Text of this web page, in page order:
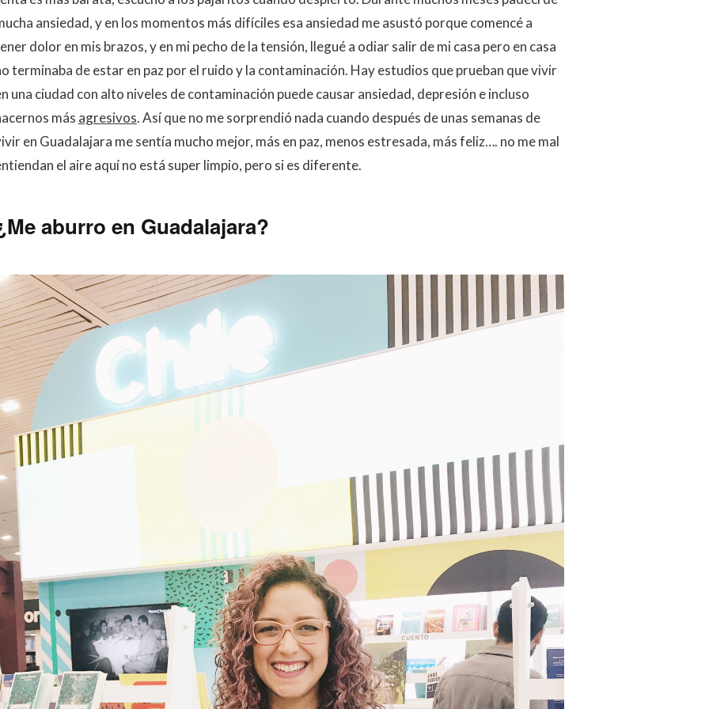
ansiedad, y en los momentos más difíciles esa ansiedad me asustó porque comencé a
dolor en mis brazos, y en mi pecho de la tensión, llegué a odiar salir de mi casa pero en casa
terminaba de estar en paz por el ruido y la contaminación. Hay estudios que prueban que vivir
una ciudad con alto niveles de contaminación puede causar ansiedad, depresión e incluso
más agresivos. Así que no me sorprendió nada cuando después de unas semanas de
en Guadalajara me sentía mucho mejor, más en paz, menos estresada, más feliz…. no me mal
el aire aquí no está super limpio, pero si es diferente.
aburro en Guadalajara?